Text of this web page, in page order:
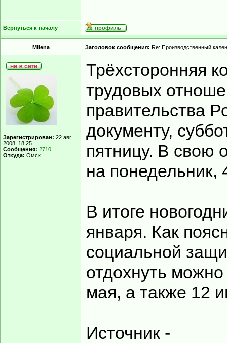
Вернуться к началу
Milena Заголовок сообщения: Re: Производственный
Зарегистрирован: 22 авг
2008, 18:25
Сообщения: 2710
Откуда: Омск
Трёхсторонняя
трудовых
правительства
документу,
пятницу. В свою
на понедельник,
В итоге
января. Как
социальной
отдохнуть
мая, а также 12
Источник -